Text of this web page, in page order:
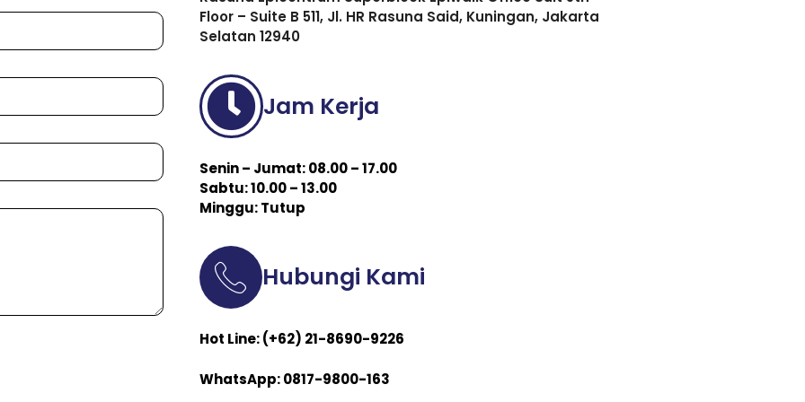
Floor – Suite B 511, Jl. HR Rasuna Said, Kuningan, Jakarta
Selatan 12940
Jam Kerja
Senin – Jumat: 08.00 – 17.00
Sabtu: 10.00 – 13.00
Minggu: Tutup
Hubungi Kami
Hot Line: (+62) 21-8690-9226
WhatsApp: 0817-9800-163